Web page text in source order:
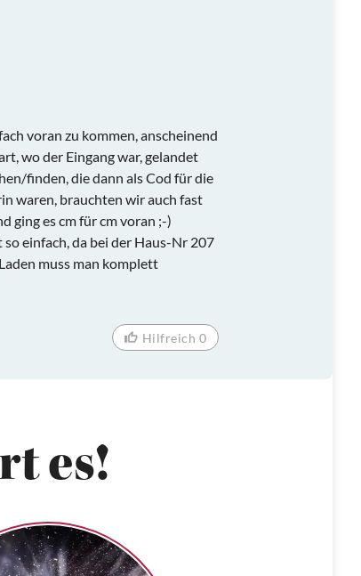
voran zu kommen, anscheinend
wo der Eingang war, gelandet
finden, die dann als Cod für die
waren, brauchten wir auch fast
ging es cm für cm voran ;-)
einfach, da bei der Haus-Nr 207
muss man komplett
Hilfreich 0
es!